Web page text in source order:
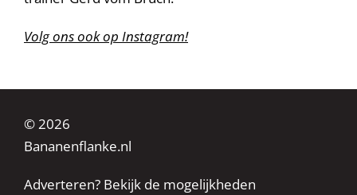
Volg ons ook op Instagram!
© 2026
Bananenflanke.nl
Adverteren? Bekijk de mogelijkheden